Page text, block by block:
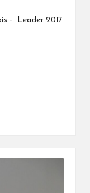
- Leader 2017